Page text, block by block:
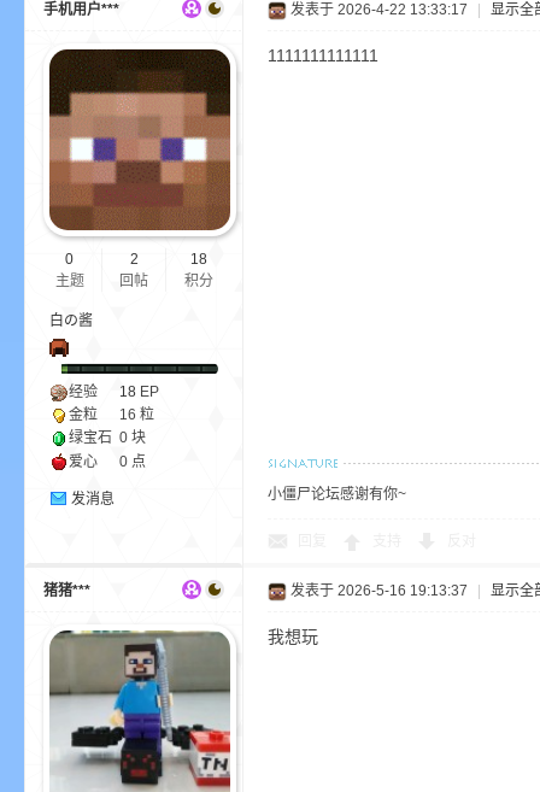
手机用户***
0
主题
2
回帖
18
积分
白の酱
经验 18 EP
金粒
16 粒
绿宝石 0 块
爱心
0 点
发消息
发表于 2026-4-22 13:33:17 显示全
1111111111111
小僵尸论坛感谢有你~
猪猪*** 发表于 2026-5-16 19:13:37 显示全
我想玩